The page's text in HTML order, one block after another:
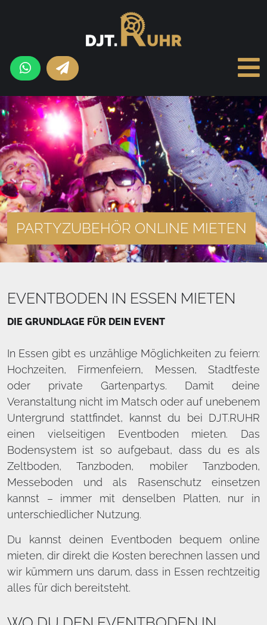
PARTYZUBEHÖR ONLINE MIETEN
EVENTBODEN IN ESSEN MIETEN
DIE GRUNDLAGE FÜR DEIN EVENT
In Essen gibt es unzählige Möglichkeiten zu feiern:
Hochzeiten, Firmenfeiern, Messen, Stadtfeste
oder private Gartenpartys. Damit deine
Veranstaltung nicht im Matsch oder auf unebenem
Untergrund stattfindet, kannst du bei DJT.RUHR
einen vielseitigen Eventboden mieten. Das
Bodensystem ist so aufgebaut, dass du es als
Zeltboden, Tanzboden, mobiler Tanzboden,
Messeboden und als Rasenschutz einsetzen
kannst – immer mit denselben Platten, nur in
unterschiedlicher Nutzung.
Du kannst deinen Eventboden bequem online
mieten, dir direkt die Kosten berechnen lassen und
wir kümmern uns darum, dass in Essen rechtzeitig
alles für dich bereitsteht.